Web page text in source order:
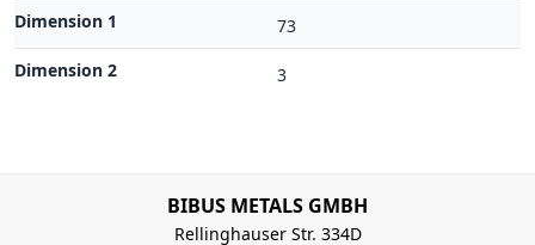
Dimension 1
73
Dimension 2
3
BIBUS METALS GMBH
Rellinghauser Str. 334D